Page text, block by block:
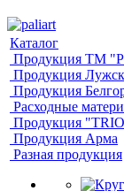
Каталог
Продукция ТМ
Продукция
Продукция
Расходные
Продукция
Продукция Арма
Разная продукция